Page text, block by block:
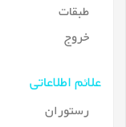
طبقات
خروج
علائم اطلاعاتی
رستوران